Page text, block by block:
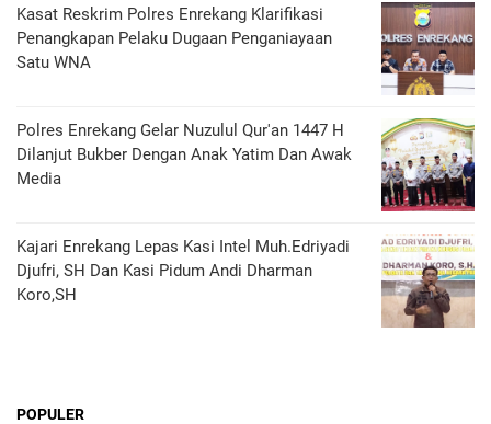
Kasat Reskrim Polres Enrekang Klarifikasi
Penangkapan Pelaku Dugaan Penganiayaan
Satu WNA
Polres Enrekang Gelar Nuzulul Qur'an 1447 H
Dilanjut Bukber Dengan Anak Yatim Dan Awak
Media
Kajari Enrekang Lepas Kasi Intel Muh.Edriyadi
Djufri, SH Dan Kasi Pidum Andi Dharman
Koro,SH
POPULER